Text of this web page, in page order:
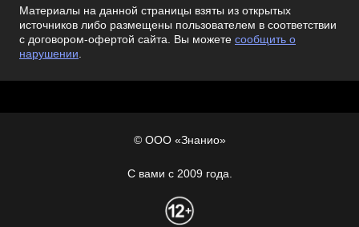
Материалы на данной страницы взяты из открытых
источников либо размещены пользователем в соответствии
с договором-офертой сайта. Вы можете сообщить о
нарушении.
© ООО «Знанио»
С вами с 2009 года.